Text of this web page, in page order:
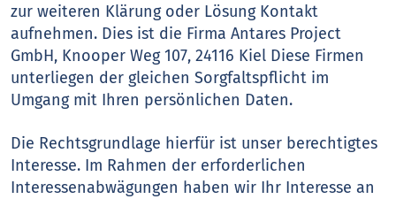
zur weiteren Klärung oder Lösung Kontakt
aufnehmen. Dies ist die Firma Antares Project
GmbH, Knooper Weg 107, 24116 Kiel Diese Firmen
unterliegen der gleichen Sorgfaltspflicht im
Umgang mit Ihren persönlichen Daten.
Die Rechtsgrundlage hierfür ist unser berechtigtes
Interesse. Im Rahmen der erforderlichen
Interessenabwägungen haben wir Ihr Interesse an